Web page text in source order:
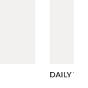
DAILY